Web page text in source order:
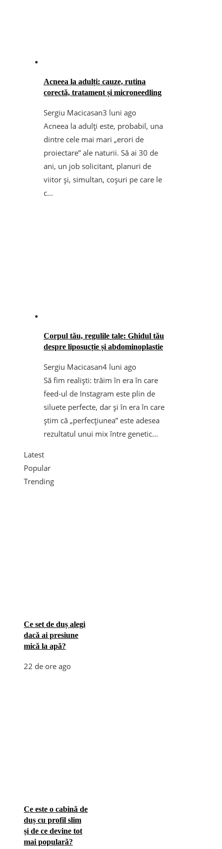
Acneea la adulți: cauze, rutina
corectă, tratament și microneedling
Sergiu Macicasan3 luni ago
Acneea la adulți este, probabil, una
dintre cele mai mari „erori de
proiectare” ale naturii. Să ai 30 de
ani, un job solicitant, planuri de
viitor și, simultan, coșuri pe care le
c...
Corpul tău, regulile tale: Ghidul tău
despre liposucție și abdominoplastie
Sergiu Macicasan4 luni ago
Să fim realiști: trăim în era în care
feed-ul de Instagram este plin de
siluete perfecte, dar și în era în care
știm că „perfecțiunea” este adesea
rezultatul unui mix între genetic...
Latest
Popular
Trending
Ce set de duș alegi
dacă ai presiune
mică la apă?
22 de ore ago
Ce este o cabină de
duș cu profil slim
și de ce devine tot
mai populară?